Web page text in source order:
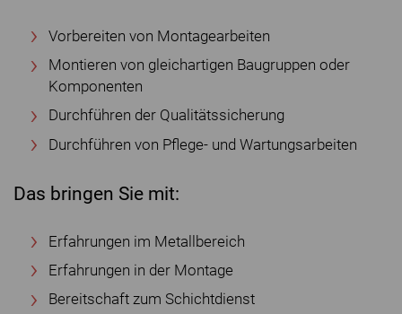
Vorbereiten von Montagearbeiten
Montieren von gleichartigen Baugruppen oder
Komponenten
Durchführen der Qualitätssicherung
Durchführen von Pflege- und Wartungsarbeiten
Das bringen Sie mit:
Erfahrungen im Metallbereich
Erfahrungen in der Montage
Bereitschaft zum Schichtdienst